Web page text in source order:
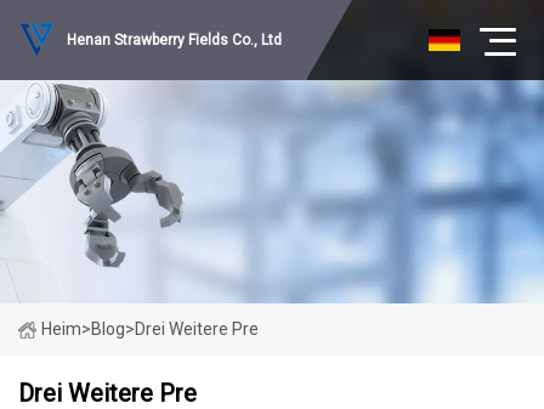
Henan Strawberry Fields Co., Ltd
Heim>Blog>Drei Weitere Pre
Drei Weitere Pre